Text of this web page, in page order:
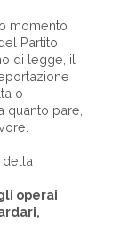
momento
Partito
di legge, il
o
quanto pare,
della
operai